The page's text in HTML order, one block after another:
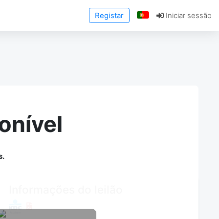
Registar Iniciar sessão